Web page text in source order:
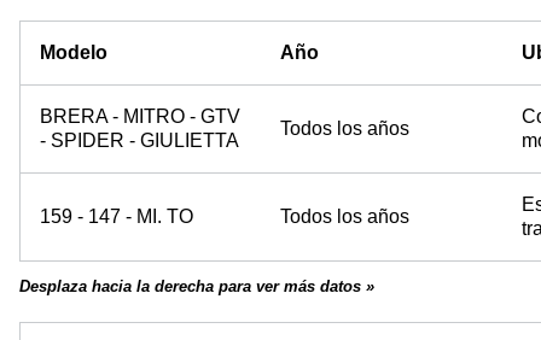
Modelo Año
BRERA - MITRO - GTV
- SPIDER - GIULIETTA
Todos los años
159 - 147 - MI. TO Todos los años
Desplaza hacia la derecha para ver más datos »